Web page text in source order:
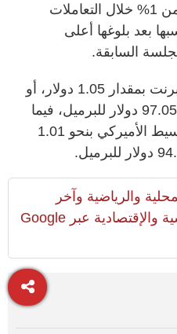
ارتفعت أسعار النفط بأكثر من 1% خلال التعاملات
بعد بلوغها أعلى
السابقة.
وصعدت العقود الآجلة لخام برنت بمقدار 1.05 دولار، أو
ما يعادل 1.09%، لتصل إلى 97.05 دولار للبرميل، فيما
ارتفع خام غرب تكساس الوسيط الأميركي بنحو 1.01
والرياضية وآخر
المستجدات السياسية والإقتصادية عبر Google